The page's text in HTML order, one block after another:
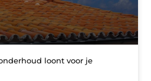
loont voor je